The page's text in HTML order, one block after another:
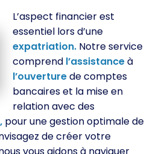
L’aspect financier est
essentiel lors d’une
expatriation. Notre service
comprend l’assistanceà
l’ouverturede comptes
bancaires et la mise en
relation avec des
pour une gestion optimale de
de créer votre